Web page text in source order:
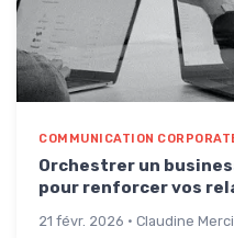
COMMUNICATION
Orchestrer un
pour renforcer vos
21 févr. 2026 · Claudine